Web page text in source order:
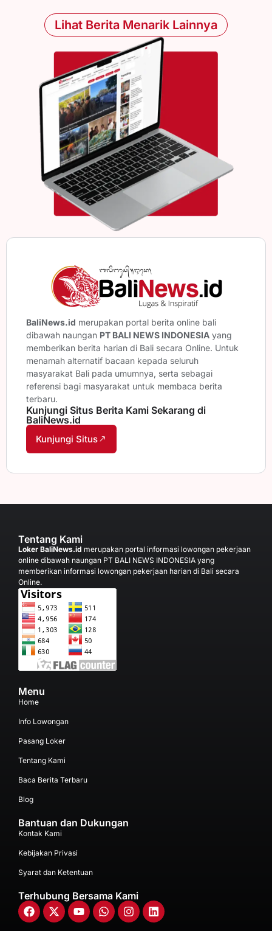
Lihat Berita Menarik Lainnya
BaliNews.id merupakan portal berita online bali
dibawah naungan PT BALI NEWS INDONESIA yang
memberikan berita harian di Bali secara Online. Untuk
menamah alternatif bacaan kepada seluruh
masyarakat Bali pada umumnya, serta sebagai
referensi bagi masyarakat untuk membaca berita
terbaru.
Kunjungi Situs Berita Kami Sekarang di
BaliNews.id
Kunjungi Situs
Tentang Kami
Loker BaliNews.id merupakan portal informasi lowongan pekerjaan
online dibawah naungan PT BALI NEWS INDONESIA yang
memberikan informasi lowongan pekerjaan harian di Bali secara
Online.
Menu
Home
Info Lowongan
Pasang Loker
Tentang Kami
Baca Berita Terbaru
Blog
Bantuan dan Dukungan
Kontak Kami
Kebijakan Privasi
Syarat dan Ketentuan
Terhubung Bersama Kami